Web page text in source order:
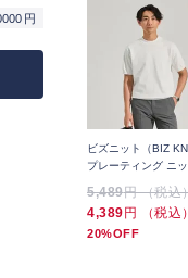
ビズニット（BIZ
プレーティング ニッ
5,489円 （税込
4,389 円 （税込）
20%OFF
円